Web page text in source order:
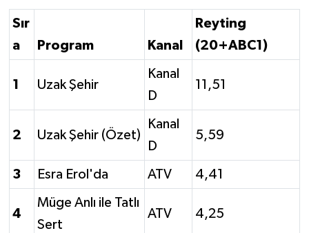
Sır
a
Program Kanal
Reyting
(20+ABC1)
1 Uzak Şehir
Kanal
D
11,51
2 Uzak Şehir (Özet)
Kanal
D
5,59
3 Esra Erol'da ATV 4,41
4
Müge Anlı ile Tatlı
Sert
ATV 4,25